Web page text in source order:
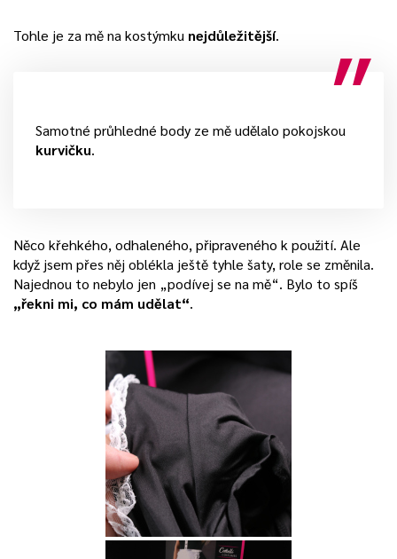
Tohle je za mě na kostýmku nejdůležitější.
Samotné průhledné body ze mě udělalo pokojskou
kurvičku.
Něco křehkého, odhaleného, připraveného k použití. Ale
když jsem přes něj oblékla ještě tyhle šaty, role se změnila.
Najednou to nebylo jen „podívej se na mě“. Bylo to spíš
„řekni mi, co mám udělat“.